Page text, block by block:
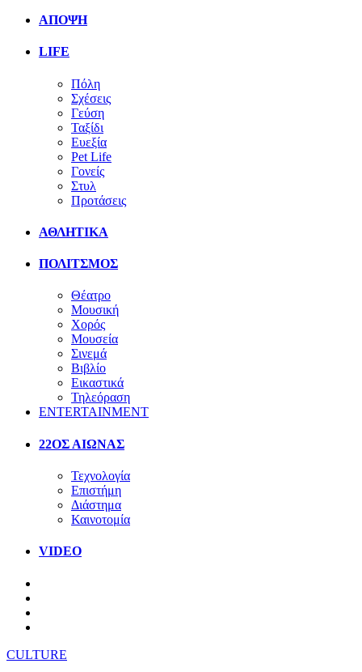
ΑΠΟΨΗ
LIFE
Πόλη
Σχέσεις
Γεύση
Ταξίδι
Ευεξία
Pet Life
Γονείς
Στυλ
Προτάσεις
ΑΘΛΗΤΙΚΑ
ΠΟΛΙΤΣΜΟΣ
Θέατρο
Μουσική
Χορός
Μουσεία
Σινεμά
Βιβλίο
Εικαστικά
Τηλεόραση
ENTERTAINMENT
22ΟΣ ΑΙΩΝΑΣ
Τεχνολογία
Επιστήμη
Διάστημα
Καινοτομία
VIDEO
CULTURE